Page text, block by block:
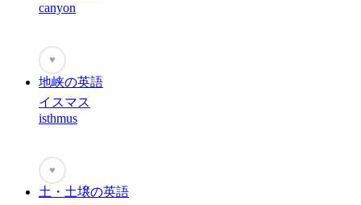
canyon
♥
地峡の英語
イスマス
isthmus
♥
土・土壌の英語